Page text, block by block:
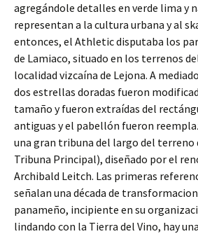
agregándole detalles en verde lima y
representan a la cultura urbana y al
entonces, el Athletic disputaba los
de Lamiaco, situado en los terrenos
localidad vizcaína de Lejona. A
dos estrellas doradas fueron
tamaño y fueron extraídas del
antiguas y el pabellón fueron
una gran tribuna del largo del terreno
Tribuna Principal), diseñado por el
Archibald Leitch. Las primeras
señalan una década de
panameño, incipiente en su
lindando con la Tierra del Vino, hay